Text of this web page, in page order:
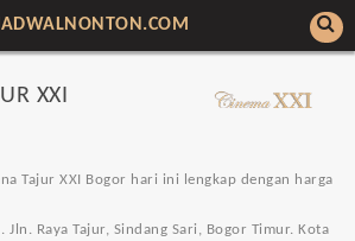
XXI
Tajur XXI Bogor hari ini lengkap dengan harga
Jln. Raya Tajur, Sindang Sari, Bogor Timur. Kota